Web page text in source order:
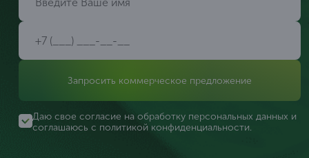
Запросить коммерческое предложение
Даю свое согласие на обработку персональных данных и
соглашаюсь с политикой конфиденциальности.